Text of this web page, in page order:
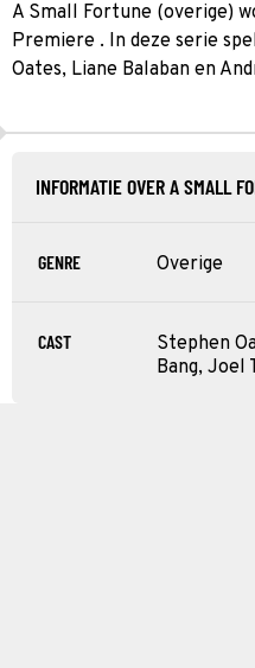
A Small Fortune (overige)
Premiere . In deze serie
Oates, Liane Balaban en
INFORMATIE OVER A SMALL
GENRE Overige
CAST
Stephen
Bang, Joel